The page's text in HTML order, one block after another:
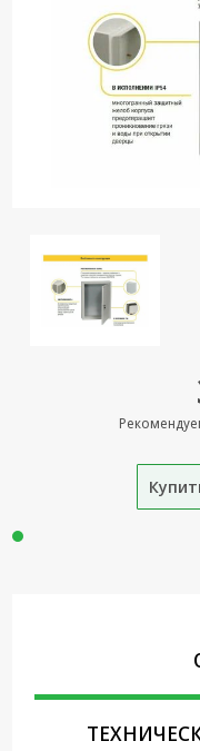
Кронштейны
под ТВ, ЖК, СВЧ
Кабельная
продукция
Усиление
оборудование
Шнуры,
Штекеры,
Мобильные
Аудиотехника
Коммутационное
Телефония